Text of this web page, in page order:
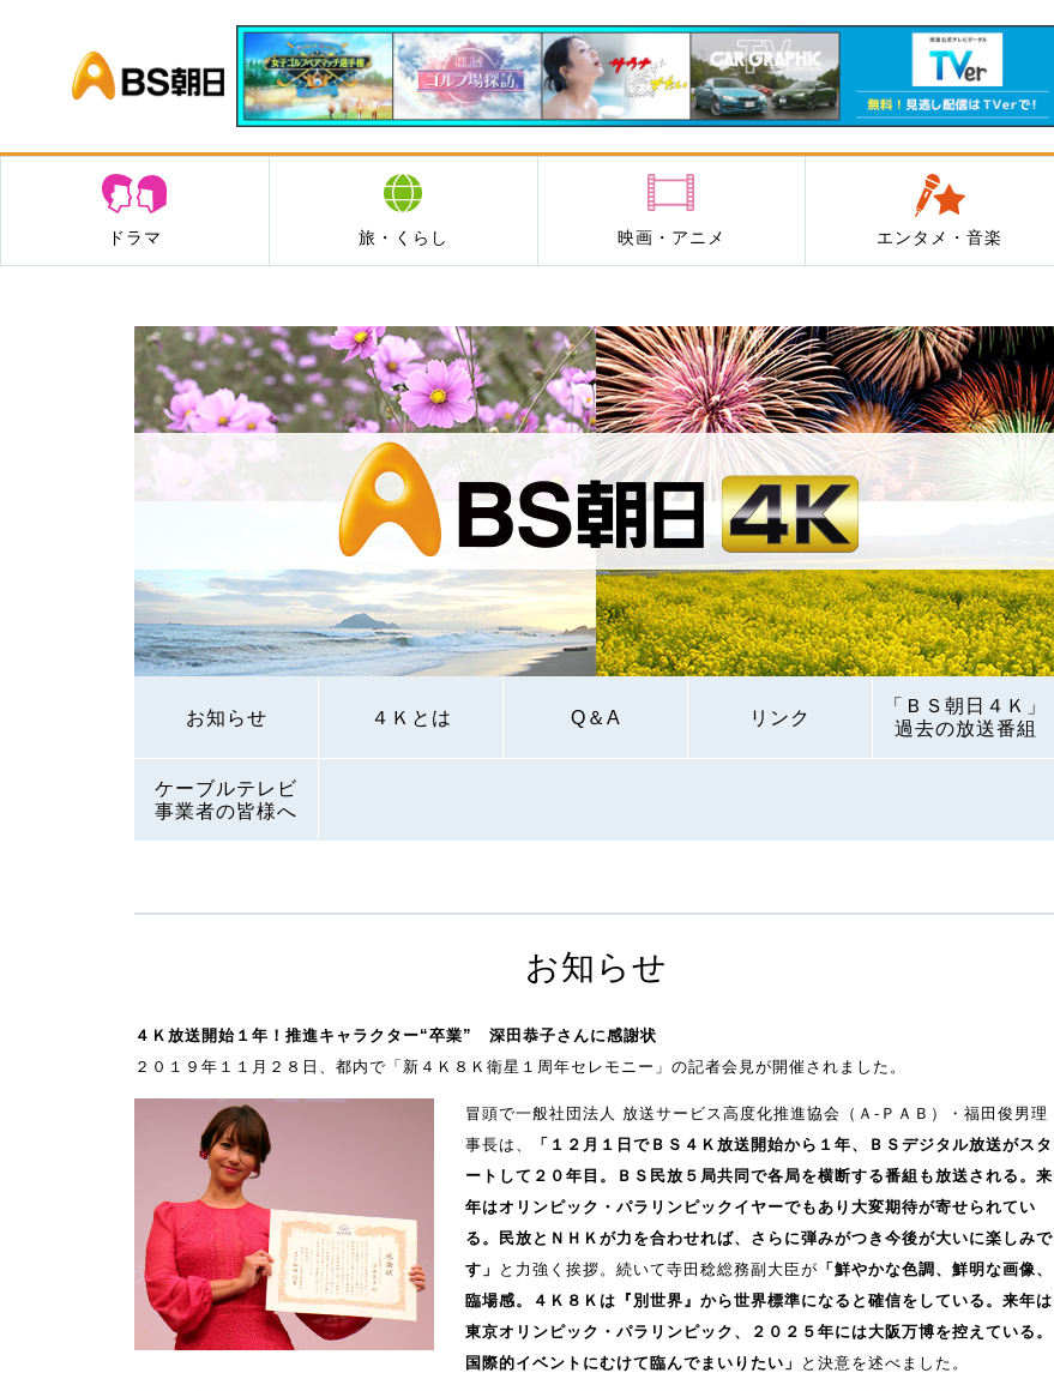
BS朝日
ドラマ 旅・くらし 映画・アニメ エンタメ・音楽
お知らせ ４Ｋとは Q＆A リンク
「ＢＳ朝日４Ｋ」
過去の放送番組
ケーブルテレビ
事業者の皆様へ
お知らせ
４Ｋ放送開始１年！推進キャラクター“卒業” 深田恭子さんに感謝状
２０１９年１１月２８日、都内で「新４Ｋ８Ｋ衛星１周年セレモニー」の記者会見が開催されました。
冒頭で一般社団法人 放送サービス高度化推進協会（Ａ-ＰＡＢ）・福田俊男理
事長は、
「１２月１日でＢＳ４Ｋ放送開始から１年、ＢＳデジタル放送がスタ
ートして２０年目。ＢＳ民放５局共同で各局を横断する番組も放送される。来
年はオリンピック・パラリンピックイヤーでもあり大変期待が寄せられてい
る。民放とＮＨＫが力を合わせれば、さらに弾みがつき今後が大いに楽しみで
す」
と力強く挨拶。続いて寺田稔総務副大臣が 「鮮やかな色調、鮮明な画像、
臨場感。４Ｋ８Ｋは『別世界』から世界標準になると確信をしている。来年は
東京オリンピック・パラリンピック、２０２５年には大阪万博を控えている。
国際的イベントにむけて臨んでまいりたい」
と決意を述べました。